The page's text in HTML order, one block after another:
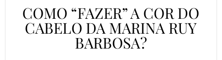
COMO “FAZER” A COR DO
CABELO DA MARINA RUY
BARBOSA?